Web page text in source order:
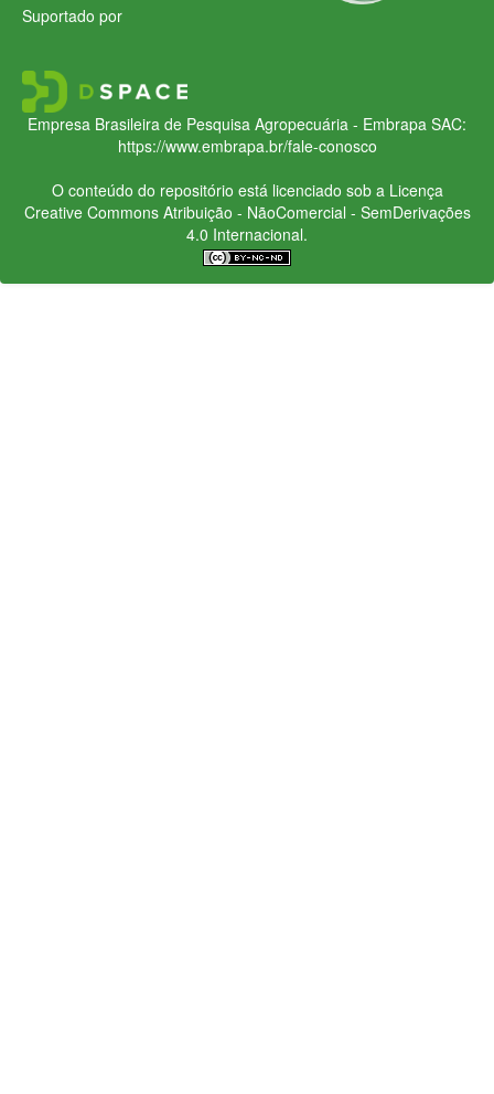
Suportado por
Empresa Brasileira de Pesquisa Agropecuária - Embrapa SAC:
https://www.embrapa.br/fale-conosco
O conteúdo do repositório está licenciado sob a Licença
Creative CommonsAtribuição - NãoComercial - SemDerivações
4.0 Internacional.